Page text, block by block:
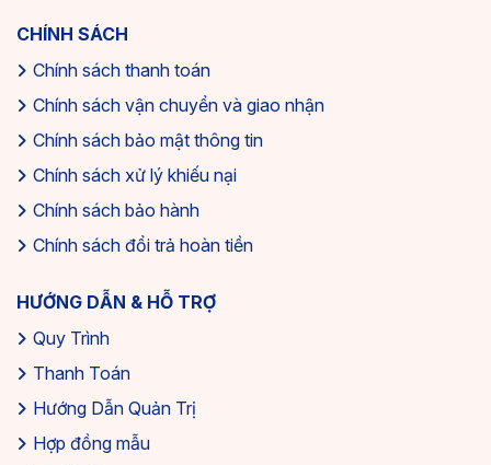
CHÍNH SÁCH
Chính sách thanh toán
Chính sách vận chuyển và giao nhận
Chính sách bảo mật thông tin
Chính sách xử lý khiếu nại
Chính sách bảo hành
Chính sách đổi trả hoàn tiền
HƯỚNG DẪN & HỖ TRỢ
Quy Trình
Thanh Toán
Hướng Dẫn Quản Trị
Hợp đồng mẫu